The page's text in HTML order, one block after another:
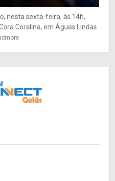
nesta sexta-feira, às 14h,
Coralina, em Águas Lindas